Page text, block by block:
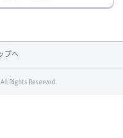
プへ
Rights Reserved.